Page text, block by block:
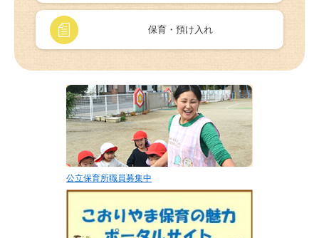
保育・預け入れ
公立保育所職員募集中